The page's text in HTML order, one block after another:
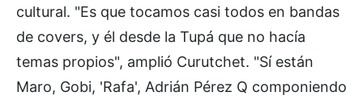
cultural. "Es que tocamos casi todos en bandas
de covers, y él desde la Tupá que no hacía
temas propios", amplió Curutchet. "Sí están
Maro, Gobi, 'Rafa', Adrián Pérez Q componiendo